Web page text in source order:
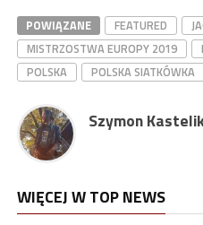
POWIĄZANE FEATURED
MISTRZOSTWA EUROPY 2019
POLSKA
POLSKA SIATKÓWKA
Szymon
WIĘCEJ W TOP NEWS